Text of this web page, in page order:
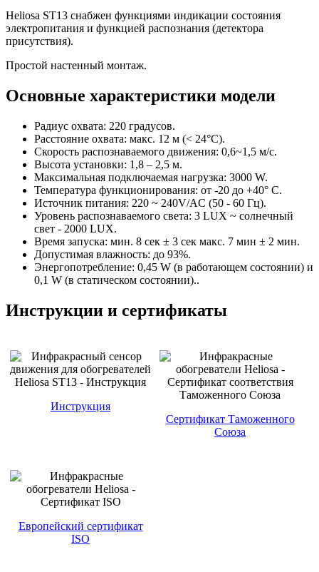
Heliosa ST13 снабжен функциями индикации состояния
электропитания и функцией распознания (детектора
присутствия).
Простой настенный монтаж.
Основные характеристики модели
Радиус охвата: 220 градусов.
Расстояние охвата: макс. 12 м (< 24°C)‏.
Скорость распознаваемого движения: 0,6~1,5 м/с.
Высота установки: 1,8 – 2,5 м.
Максимальная подключаемая нагрузка: 3000 W.
Температура функционирования: от -20 до +40° C.
Источник питания: 220 ~ 240V/AC (50 - 60 Гц).
Уровень распознаваемого света: 3 LUX ~ солнечный
свет - 2000 LUX.
Время запуска: мин. 8 сек ± 3 сек макс. 7 мин ± 2 мин.
Допустимая влажность: до 93%.
Энергопотребление: 0,45 W (в работающем состоянии) и
0,1 W (в статическом состоянии)‏..
Инструкции и сертификаты
Инструкция
Сертификат Таможенного
Союза
Европейский сертификат
ISO